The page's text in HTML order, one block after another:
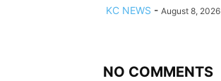
KC NEWS - August 8, 2026
NO COMMENTS